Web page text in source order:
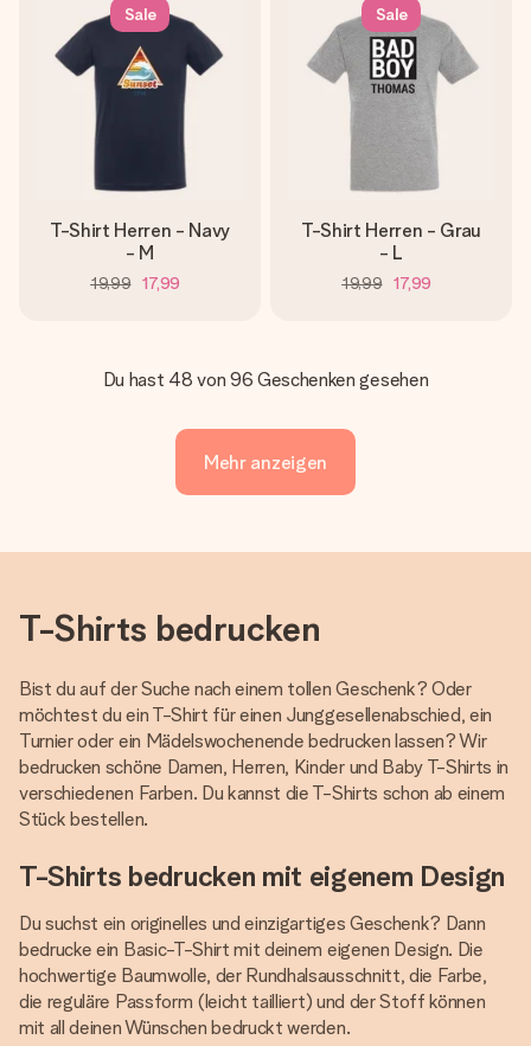
Sale
T-Shirt Herren - Navy
- M
19,99 17,99
Sale
T-Shirt Herren - Grau
- L
19,99 17,99
Du hast 48 von 96 Geschenken gesehen
Mehr anzeigen
T-Shirts bedrucken
Bist du auf der Suche nach einem tollen Geschenk? Oder
möchtest du ein T-Shirt für einen Junggesellenabschied, ein
Turnier oder ein Mädelswochenende bedrucken lassen? Wir
bedrucken schöne Damen, Herren, Kinder und Baby T-Shirts in
verschiedenen Farben. Du kannst die T-Shirts schon ab einem
Stück bestellen.
T-Shirts bedrucken mit eigenem Design
Du suchst ein originelles und einzigartiges Geschenk? Dann
bedrucke ein Basic-T-Shirt mit deinem eigenen Design. Die
hochwertige Baumwolle, der Rundhalsausschnitt, die Farbe,
die reguläre Passform (leicht tailliert) und der Stoff können
mit all deinen Wünschen bedruckt werden.